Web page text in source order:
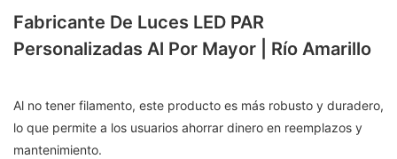
Fabricante De Luces LED PAR
Personalizadas Al Por Mayor | Río Amarillo
Al no tener filamento, este producto es más robusto y duradero,
lo que permite a los usuarios ahorrar dinero en reemplazos y
mantenimiento.